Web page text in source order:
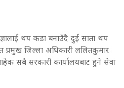
थप कडा बनाउँदै दुई साता थप
प्रमुख जिल्ला अधिकारी ललितकुमार
सबै सरकारी कार्यालयबाट हुने सेवा